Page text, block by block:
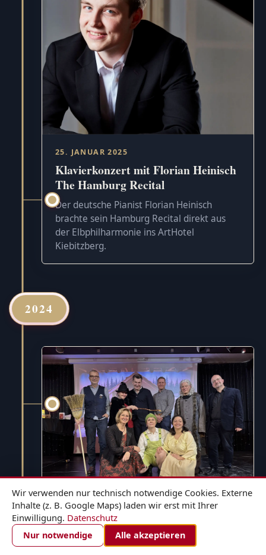
25. JANUAR 2025
Klavierkonzert mit Florian Heinisch
The Hamburg Recital
Der deutsche Pianist Florian Heinisch
brachte sein Hamburg Recital direkt aus
der Elbphilharmonie ins ArtHotel
Kiebitzberg.
2024
1. DEZEMBER 2024
Hänsel und Gretel - für die ganze
ZIMMER BUCHEN
Wir verwenden nur technisch notwendige Cookies. Externe
Inhalte (z. B. Google Maps) laden wir erst mit Ihrer
Einwilligung. Datenschutz
Nur notwendige Alle akzeptieren